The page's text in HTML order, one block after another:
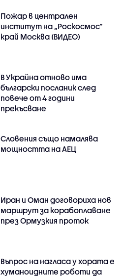
Пожар в централен
институт на „Роскосмос“
край Москва (ВИДЕО)
В Украйна отново има
български посланик след
повече от 4 години
прекъсване
Словения също намалява
мощността на АЕЦ
Иран и Оман договориха нов
маршрут за корабоплаване
през Ормузкия проток
Въпрос на нагласа у хората е
хуманоидните роботи да